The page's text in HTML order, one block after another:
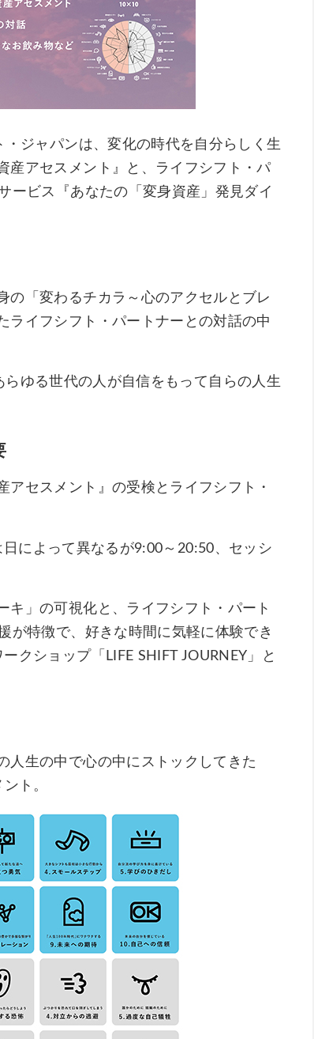
ジャパンは、変化の時代を自分らしく生
産アセスメント』と、ライフシフト・パ
ービス『あなたの「変身資産」発見ダイ
の「変わるチカラ～心のアクセルとブレ
ライフシフト・パートナーとの対話の中
ゆる世代の人が自信をもって自らの人生
アセスメント』の受検とライフシフト・
によって異なるが9:00～20:50、セッシ
キ」の可視化と、ライフシフト・パート
が特徴で、好きな時間に気軽に体験でき
クショップ「LIFE SHIFT JOURNEY」と
人生の中で心の中にストックしてきた
ト。